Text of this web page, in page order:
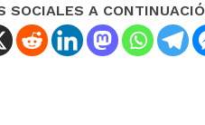
SOCIALES A